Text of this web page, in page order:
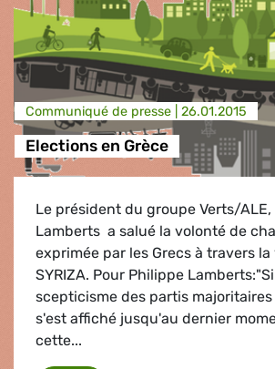
Communiqué de presse | 26.01.2015
Elections en Grèce
Le président du groupe Verts/
Lamberts a salué la volonté de
exprimée par les Grecs à travers
SYRIZA. Pour Philippe
scepticisme des partis
s'est affiché jusqu'au dernier
cette...